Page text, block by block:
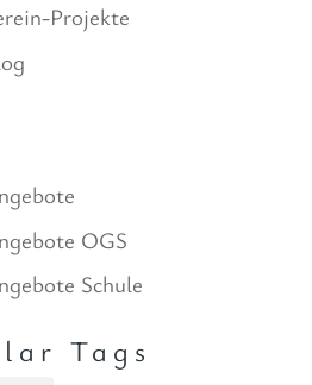
Projekte
OGS
Schule
Tags